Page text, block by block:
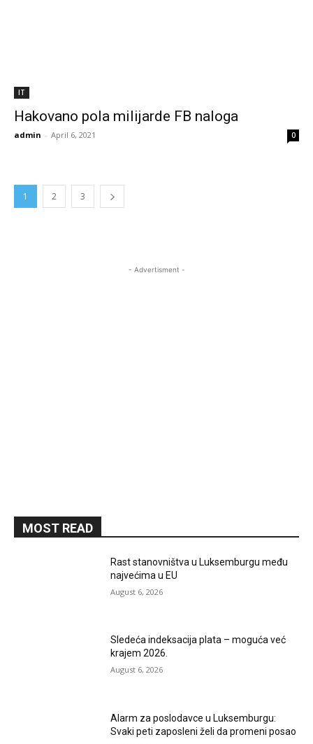
IT
Hakovano pola milijarde FB naloga
admin - April 6, 2021 0
1 2 3
- Advertisment -
MOST READ
Rast stanovništva u Luksemburgu među
najvećima u EU
August 6, 2026
Sledeća indeksacija plata – moguća već
krajem 2026.
August 6, 2026
Alarm za poslodavce u Luksemburgu:
Svaki peti zaposleni želi da promeni posao